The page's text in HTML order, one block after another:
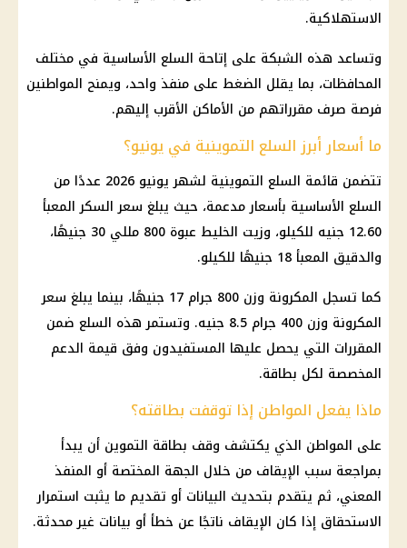
الاستهلاكية.
وتساعد هذه الشبكة على إتاحة السلع الأساسية في مختلف
المحافظات، بما يقلل الضغط على منفذ واحد، ويمنح المواطنين
فرصة صرف مقرراتهم من الأماكن الأقرب إليهم.
ما أسعار أبرز السلع التموينية في يونيو؟
تتضمن قائمة السلع التموينية لشهر يونيو 2026 عددًا من
السلع الأساسية بأسعار مدعمة، حيث يبلغ سعر السكر المعبأ
12.60 جنيه للكيلو، وزيت الخليط عبوة 800 مللي 30 جنيهًا،
والدقيق المعبأ 18 جنيهًا للكيلو.
كما تسجل المكرونة وزن 800 جرام 17 جنيهًا، بينما يبلغ سعر
المكرونة وزن 400 جرام 8.5 جنيه. وتستمر هذه السلع ضمن
المقررات التي يحصل عليها المستفيدون وفق قيمة الدعم
المخصصة لكل بطاقة.
ماذا يفعل المواطن إذا توقفت بطاقته؟
على المواطن الذي يكتشف وقف بطاقة التموين أن يبدأ
بمراجعة سبب الإيقاف من خلال الجهة المختصة أو المنفذ
المعني، ثم يتقدم بتحديث البيانات أو تقديم ما يثبت استمرار
الاستحقاق إذا كان الإيقاف ناتجًا عن خطأ أو بيانات غير محدثة.